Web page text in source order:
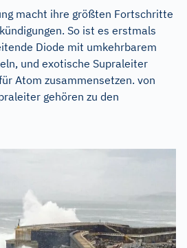
macht ihre größten Fortschritte
So ist es erstmals
Diode mit umkehrbarem
und exotische Supraleiter
Atom zusammensetzen. von
gehören zu den